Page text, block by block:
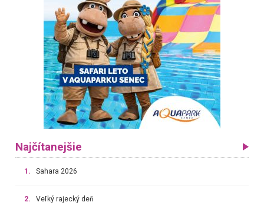
Najčítanejšie
1. Sahara 2026
2. Veľký rajecký deň